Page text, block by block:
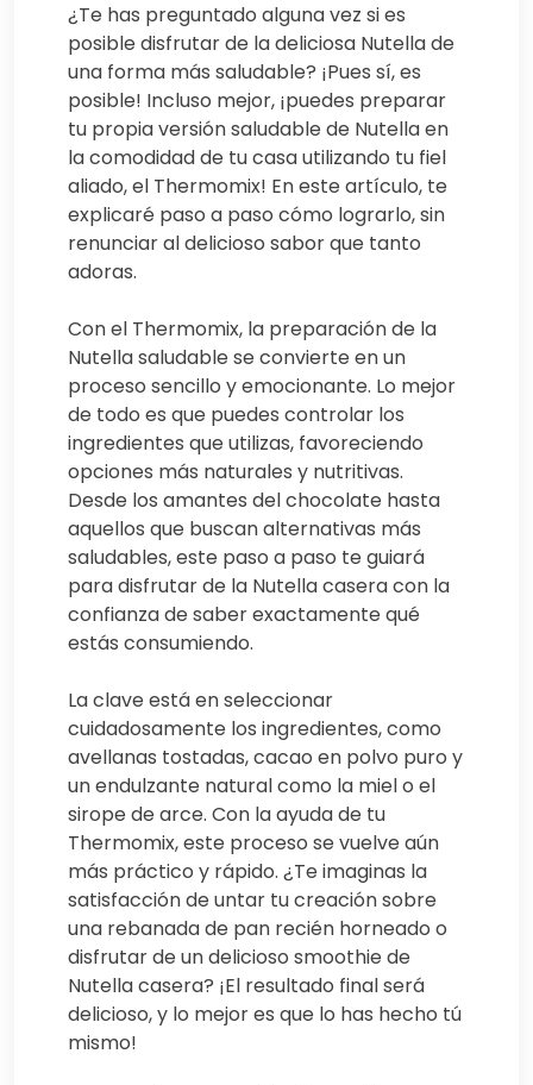
¿Te has preguntado alguna vez si es
posible disfrutar de la deliciosa Nutella de
una forma más saludable? ¡Pues sí, es
posible! Incluso mejor, ¡puedes preparar
tu propia versión saludable de Nutella en
la comodidad de tu casa utilizando tu fiel
aliado, el Thermomix! En este artículo, te
explicaré paso a paso cómo lograrlo, sin
renunciar al delicioso sabor que tanto
adoras.
Con el Thermomix, la preparación de la
Nutella saludable se convierte en un
proceso sencillo y emocionante. Lo mejor
de todo es que puedes controlar los
ingredientes que utilizas, favoreciendo
opciones más naturales y nutritivas.
Desde los amantes del chocolate hasta
aquellos que buscan alternativas más
saludables, este paso a paso te guiará
para disfrutar de la Nutella casera con la
confianza de saber exactamente qué
estás consumiendo.
La clave está en seleccionar
cuidadosamente los ingredientes, como
avellanas tostadas, cacao en polvo puro y
un endulzante natural como la miel o el
sirope de arce. Con la ayuda de tu
Thermomix, este proceso se vuelve aún
más práctico y rápido. ¿Te imaginas la
satisfacción de untar tu creación sobre
una rebanada de pan recién horneado o
disfrutar de un delicioso smoothie de
Nutella casera? ¡El resultado final será
delicioso, y lo mejor es que lo has hecho tú
mismo!